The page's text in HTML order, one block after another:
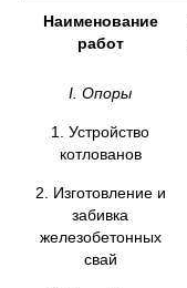
Наименование
работ
I. Опоры
1. Устройство
котлованов
2. Изготовление и
забивка
железобетонных
свай